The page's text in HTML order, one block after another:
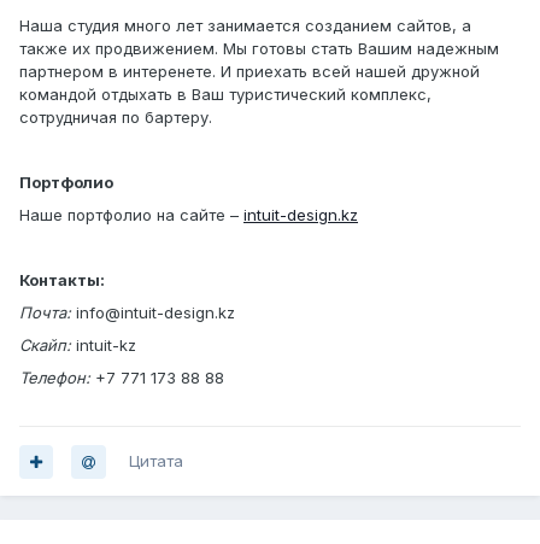
Наша студия много лет занимается созданием сайтов, а
также их продвижением. Мы готовы стать Вашим надежным
партнером в интеренете. И приехать всей нашей дружной
командой отдыхать в Ваш туристический комплекс,
сотрудничая по бартеру.
Портфолио
Наше портфолио на сайте – intuit-design.kz
Контакты:
Почта: info@intuit-design.kz
Скайп: intuit-kz
Телефон: +7 771 173 88 88
Цитата